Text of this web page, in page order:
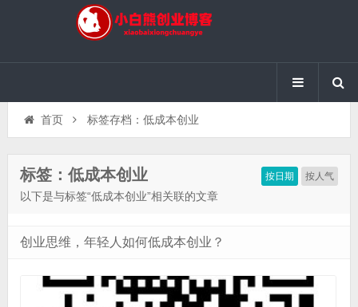
首页 标签存档：低成本创业
按日期 按人气
标签：低成本创业
以下是与标签“低成本创业”相关联的文章
创业思维，年轻人如何低成本创业？